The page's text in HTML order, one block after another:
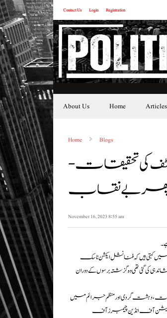
Contact Us Login Registration
About Us Home Articles
Home Blogs
کی تحقیقات-
پھر بے نقاب
November 16, 2023 8:55 am
میں کہتی ہیں کہ فنانشل ایکشن ٹاسک
کی گئی تھی وہ گزشتہ برسوں کے دوران
دہشت گردی اور منظم جرائم میں
آف انڈین چیمبرز آف